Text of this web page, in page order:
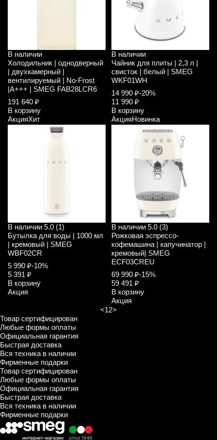
В наличии
Холодильник | однодверный
| двухкамерный |
вентилируемый | No-Frost
|A+++ | SMEG FAB28LCR6
191 640 ₽
В корзину
АкцияХит
В наличии
Чайник для плиты | 2,3 л |
свисток | белый | SMEG
WKF01WH
14 990 ₽-20%
11 990 ₽
В корзину
АкцияНовинка
В наличии 5.0 (1)
Бутылка для воды | 1000 мл
| кремовый | SMEG
WBF02CR
5 990 ₽-10%
5 391 ₽
В корзину
Акция
В наличии 5.0 (3)
Рожковая эспрессо-
кофемашина | капучинатор |
кремовый| SMEG
ECF03CREU
69 990 ₽-15%
59 491 ₽
В корзину
Акция
<12>
Товар сертифицирован
Любые формы оплаты
Официальная гарантия
Быстрая доставка
Вся техника в наличии
Фирменные подарки
Товар сертифицирован
Любые формы оплаты
Официальная гарантия
Быстрая доставка
Вся техника в наличии
Фирменные подарки